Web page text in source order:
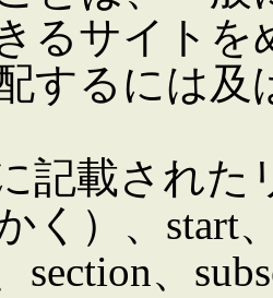
るサイトを
するには及
記載された
く）、start
section、